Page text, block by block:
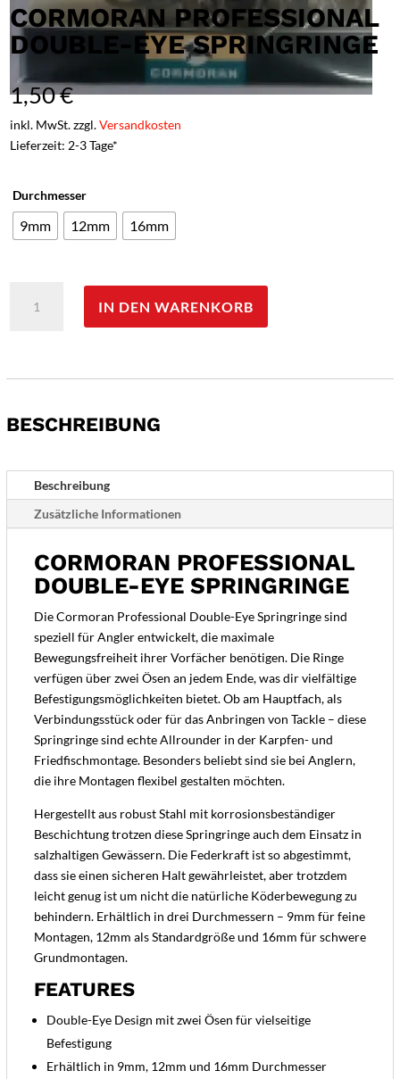
CORMORAN PROFESSIONAL
DOUBLE-EYE SPRINGRINGE
1,50€
inkl. MwSt. zzgl.Versandkosten
Lieferzeit: 2-3 Tage*
Durchmesser
9mm 12mm 16mm
Professional
IN DEN WARENKORB
BESCHREIBUNG
Beschreibung
Zusätzliche Informationen
CORMORAN PROFESSIONAL
DOUBLE-EYE SPRINGRINGE
Die Cormoran Professional Double-Eye Springringe sind
speziell für Angler entwickelt, die maximale
Bewegungsfreiheit ihrer Vorfächer benötigen. Die Ringe
verfügen über zwei Ösen an jedem Ende, was dir vielfältige
Befestigungsmöglichkeiten bietet. Ob am Hauptfach, als
Verbindungsstück oder für das Anbringen von Tackle – diese
Springringe sind echte Allrounder in der Karpfen- und
Friedfischmontage. Besonders beliebt sind sie bei Anglern,
die ihre Montagen flexibel gestalten möchten.
Hergestellt aus robust Stahl mit korrosionsbeständiger
Beschichtung trotzen diese Springringe auch dem Einsatz in
salzhaltigen Gewässern. Die Federkraft ist so abgestimmt,
dass sie einen sicheren Halt gewährleistet, aber trotzdem
leicht genug ist um nicht die natürliche Köderbewegung zu
behindern. Erhältlich in drei Durchmessern – 9mm für feine
Montagen, 12mm als Standardgröße und 16mm für schwere
Grundmontagen.
FEATURES
Double-Eye Design mit zwei Ösen für vielseitige
Befestigung
Erhältlich in 9mm, 12mm und 16mm Durchmesser